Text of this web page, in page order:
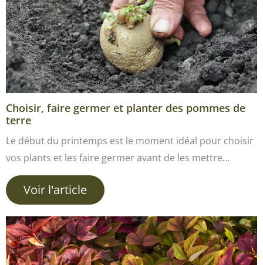
Choisir, faire germer et planter des pommes de
terre
Le début du printemps est le moment idéal pour choisir
vos plants et les faire germer avant de les mettre…
Voir l'article